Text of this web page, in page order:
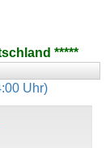
*****
Uhr)